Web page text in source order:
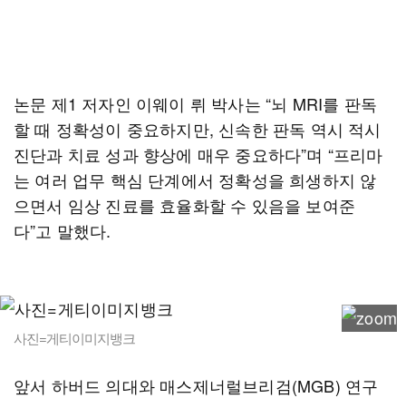
논문 제1 저자인 이웨이 뤼 박사는 “뇌 MRI를 판독
할 때 정확성이 중요하지만, 신속한 판독 역시 적시
진단과 치료 성과 향상에 매우 중요하다”며 “프리마
는 여러 업무 핵심 단계에서 정확성을 희생하지 않
으면서 임상 진료를 효율화할 수 있음을 보여준
다”고 말했다.
사진=게티이미지뱅크
앞서 하버드 의대와 매스제너럴브리검(MGB) 연구